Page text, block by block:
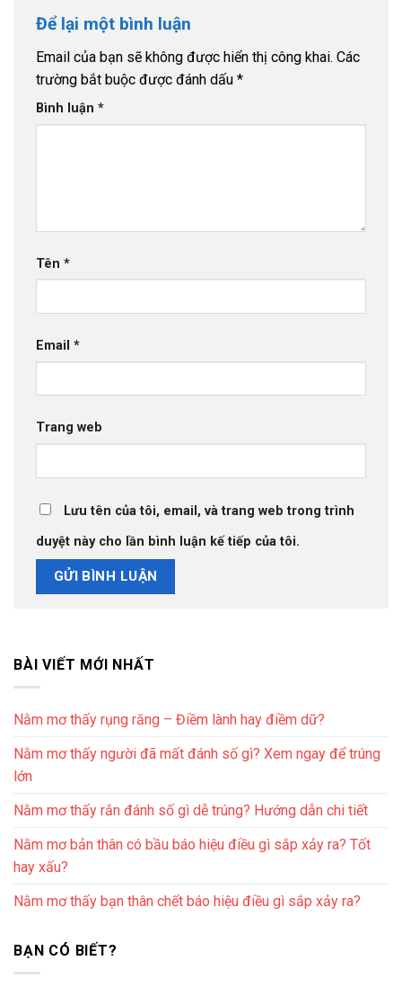
Để lại một bình luận
Email của bạn sẽ không được hiển thị công khai. Các
trường bắt buộc được đánh dấu *
Bình luận *
Tên *
Email *
Trang web
Lưu tên của tôi, email, và trang web trong trình
duyệt này cho lần bình luận kế tiếp của tôi.
BÀI VIẾT MỚI NHẤT
Nằm mơ thấy rụng răng – Điềm lành hay điềm dữ?
Nằm mơ thấy người đã mất đánh số gì? Xem ngay để trúng
lớn
Nằm mơ thấy rắn đánh số gì dễ trúng? Hướng dẫn chi tiết
Nằm mơ bản thân có bầu báo hiệu điều gì sắp xảy ra? Tốt
hay xấu?
Nằm mơ thấy bạn thân chết báo hiệu điều gì sắp xảy ra?
BẠN CÓ BIẾT?